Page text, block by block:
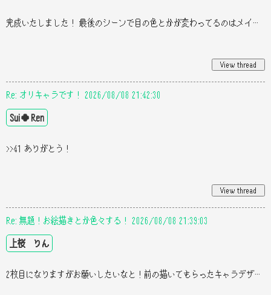
完成いたしました！ 最後のシーンで目の色とかが変わってるのはメイクしてるからです！毛量が少ないと思いますが後ろにお団子し
Re: オリキャラです！ 2026/08/08 21:42:30
Sui🍀Ren
>>41 ありがとう！
Re: 無題！お絵描きとか色々する！ 2026/08/08 21:39:03
上桜 りん
2枚目になりますがお願いしたいなと！前の描いてもらったキャラデザでお願いします！ネップリいつ発売ですか？